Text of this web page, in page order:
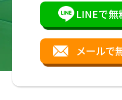
LINEで無
メールで